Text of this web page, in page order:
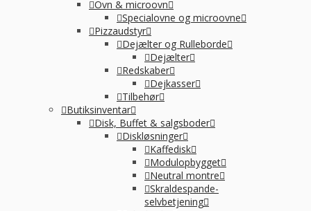
Ovn & microovn
Specialovne og microovne
Pizzaudstyr
Dejælter og Rulleborde
Dejælter
Redskaber
Dejkasser
Tilbehør
Butiksinventar
Disk, Buffet & salgsboder
Diskløsninger
Kaffedisk
Modulopbygget
Neutral montre
Skraldespande-
selvbetjening